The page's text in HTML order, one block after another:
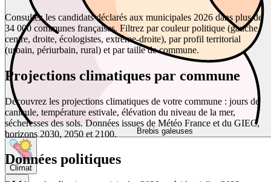
Brebis galeuses
Climat
Consultez les candidats déclarés aux municipales 2026 dans plus de
34 000 communes françaises. Filtrez par couleur politique (gauche,
centre, droite, écologistes, extrême-droite), par profil territorial
(urbain, périurbain, rural) et par taille de commune.
Projections climatiques par commune
Découvrez les projections climatiques de votre commune : jours de
canicule, température estivale, élévation du niveau de la mer,
sécheresses des sols. Données issues de Météo France et du GIEC,
horizons 2030, 2050 et 2100.
Données politiques